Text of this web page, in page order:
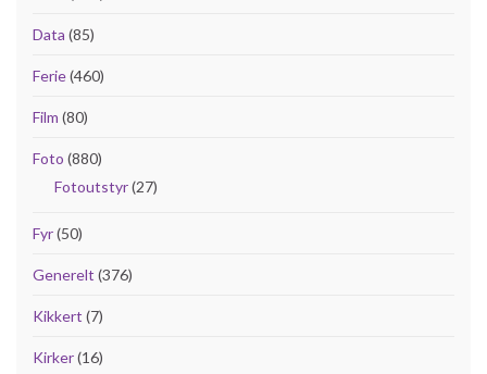
Data (85)
Ferie(460)
Film (80)
Foto (880)
Fotoutstyr(27)
Fyr(50)
Generelt (376)
Kikkert (7)
Kirker(16)